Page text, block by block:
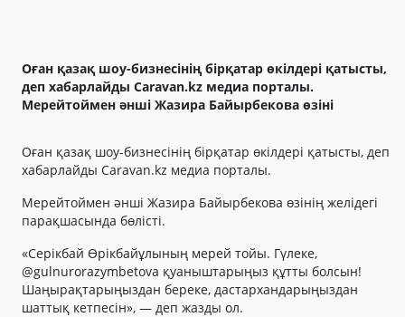
Оған қазақ шоу-бизнесінің бірқатар өкілдері қатысты,
деп хабарлайды Caravan.kz медиа порталы.
Мерейтоймен әнші Жазира Байырбекова өзіні
Оған қазақ шоу-бизнесінің бірқатар өкілдері қатысты, деп
хабарлайды Caravan.kz медиа порталы.
Мерейтоймен әнші Жазира Байырбекова өзінің желідегі
парақшасында бөлісті.
«Серікбай Өрікбайұлының мерей тойы. Гүлеке,
@gulnurorazymbetova қуаныштарыңыз құтты болсын!
Шаңырақтарыңыздан береке, дастархандарыңыздан
шаттық кетпесін», — деп жазды ол.